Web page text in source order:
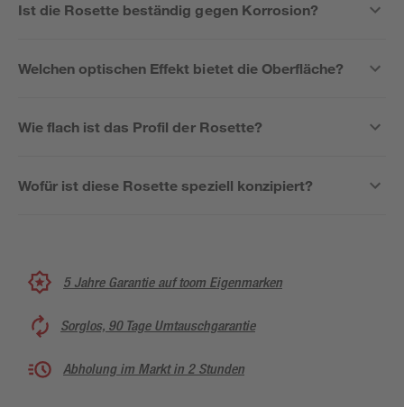
Ist die Rosette beständig gegen Korrosion?
Welchen optischen Effekt bietet die Oberfläche?
Wie flach ist das Profil der Rosette?
Wofür ist diese Rosette speziell konzipiert?
5 Jahre Garantie auf toom Eigenmarken
Sorglos, 90 Tage Umtauschgarantie
Abholung im Markt in 2 Stunden